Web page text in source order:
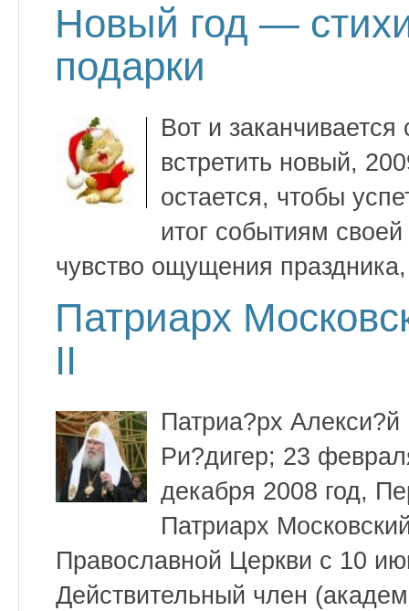
Новый год —
подарки
Вот и
встретить новый,
остается, чтобы
итог событиям
чувство ощущения
Патриарх
II
Патриа?рх
Ри?дигер; 23
декабря 2008 год,
Патриарх
Православной Церкви с 10
Действительный член